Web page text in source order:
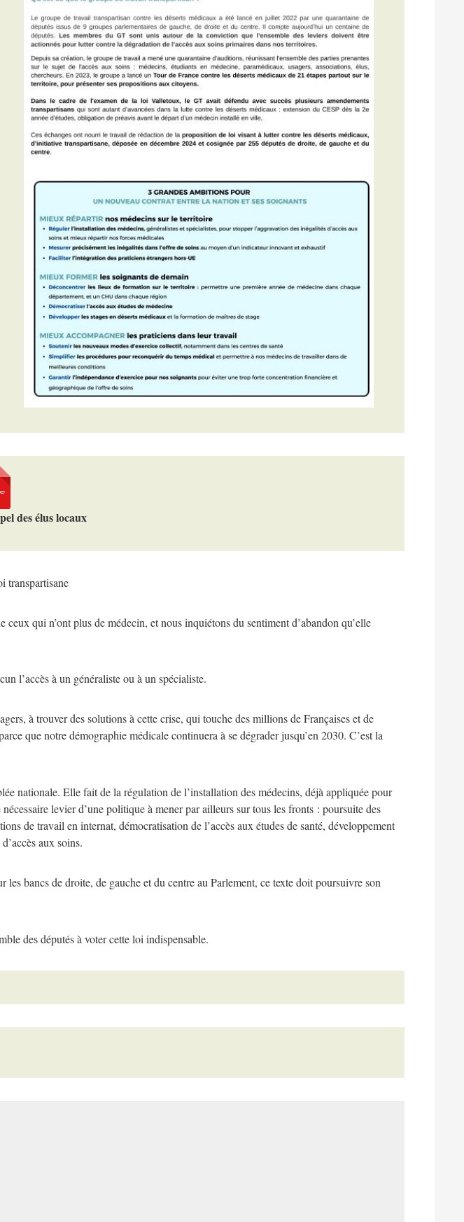
des élus locaux
transpartisane
qui n’ont plus de médecin, et nous inquiétons du sentiment d’abandon qu’elle
l’accès à un généraliste ou à un spécialiste.
à trouver des solutions à cette crise, qui touche des millions de Françaises et de
que notre démographie médicale continuera à se dégrader jusqu’en 2030. C’est la
nationale. Elle fait de la régulation de l’installation des médecins, déjà appliquée pour
levier d’une politique à mener par ailleurs sur tous les fronts : poursuite des
de travail en internat, démocratisation de l’accès aux études de santé, développement
aux soins.
les bancs de droite, de gauche et du centre au Parlement, ce texte doit poursuivre son
des députés à voter cette loi indispensable.